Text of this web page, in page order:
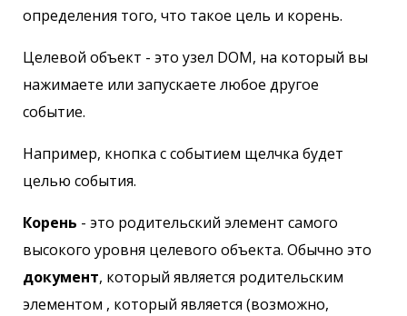
определения того, что такое цель и корень.
Целевой объект - это узел DOM, на который вы
нажимаете или запускаете любое другое
событие.
Например, кнопка с событием щелчка будет
целью события.
Корень - это родительский элемент самого
высокого уровня целевого объекта. Обычно это
документ, который является родительским
элементом , который является (возможно,